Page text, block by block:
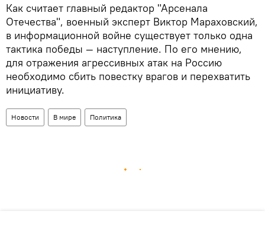
Как считает главный редактор "Арсенала
Отечества", военный эксперт Виктор Мараховский,
в информационной войне существует только одна
тактика победы — наступление. По его мнению,
для отражения агрессивных атак на Россию
необходимо сбить повестку врагов и перехватить
инициативу.
Новости В мире Политика